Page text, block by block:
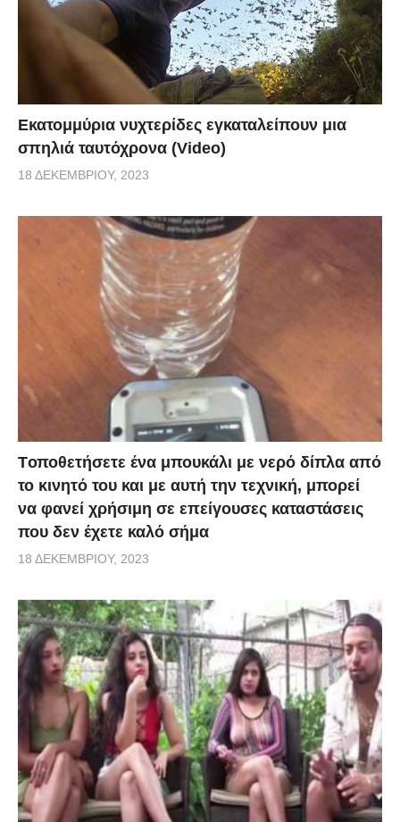
Εκατομμύρια νυχτερίδες εγκαταλείπουν μια
σπηλιά ταυτόχρονα (Video)
18 ΔΕΚΕΜΒΡΊΟΥ, 2023
Tοποθετήσετε ένα μπουκάλι με νερό δίπλα από
το κινητό του και με αυτή την τεχνική, μπορεί
να φανεί χρήσιμη σε επείγουσες καταστάσεις
που δεν έχετε καλό σήμα
18 ΔΕΚΕΜΒΡΊΟΥ, 2023